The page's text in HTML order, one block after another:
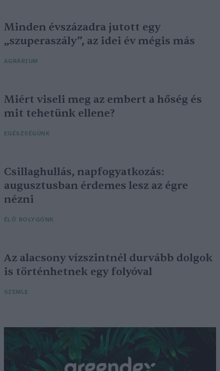
Minden évszázadra jutott egy
„szuperaszály”, az idei év mégis más
AGRÁRIUM
Miért viseli meg az embert a hőség és
mit tehetünk ellene?
EGÉSZSÉGÜNK
Csillaghullás, napfogyatkozás:
augusztusban érdemes lesz az égre
nézni
ÉLŐ BOLYGÓNK
Az alacsony vízszintnél durvább dolgok
is történhetnek egy folyóval
SZEMLE